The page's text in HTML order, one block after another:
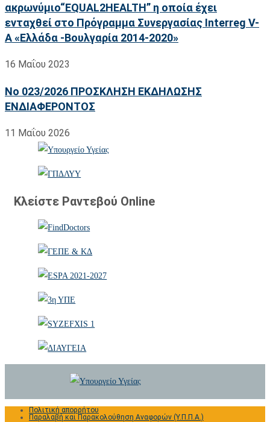
ακρωνύμιο“EQUAL2HEALTH” η οποία έχει
ενταχθεί στο Πρόγραμμα Συνεργασίας Interreg V-
A «Ελλάδα -Βουλγαρία 2014-2020»
16 Μαΐου 2023
No 023/2026 ΠΡΟΣΚΛΗΣΗ ΕΚΔΗΛΩΣΗΣ
ΕΝΔΙΑΦΕΡΟΝΤΟΣ
11 Μαΐου 2026
Κλείστε Ραντεβού Online
Πολιτική απορρήτου
Παραλαβή και Παρακολούθηση Αναφορών (Υ.Π.Π.Α.)